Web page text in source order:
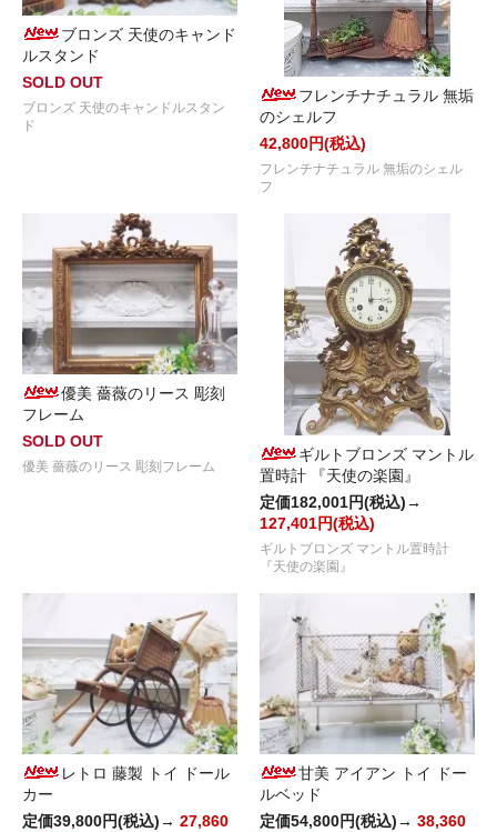
ブロンズ 天使のキャンド
ルスタンド
SOLD OUT
ブロンズ 天使のキャンドルスタン
ド
フレンチナチュラル 無垢
のシェルフ
42,800円(税込)
フレンチナチュラル 無垢のシェル
フ
優美 薔薇のリース 彫刻
フレーム
SOLD OUT
優美 薔薇のリース 彫刻フレーム
ギルトブロンズ マントル
置時計 『天使の楽園』
定価182,001円(税込)→
127,401円(税込)
ギルトブロンズ マントル置時計
『天使の楽園』
レトロ 藤製 トイ ドール
カー
定価39,800円(税込)→ 27,860
甘美 アイアン トイ ドー
ルベッド
定価54,800円(税込)→ 38,360